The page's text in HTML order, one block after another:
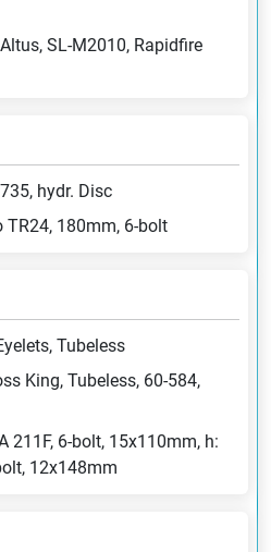
SL-M2010, Rapidfire
hydr. Disc
TR24, 180mm, 6-bolt
Tubeless
King, Tubeless, 60-584,
211F, 6-bolt, 15x110mm, h:
12x148mm